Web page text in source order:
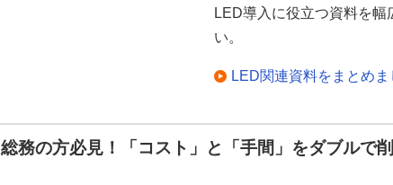
LED導入に役立つ資料を
い。
LED関連資料をまとめ
総務の方必見！「コスト」と「手間」をダブルで